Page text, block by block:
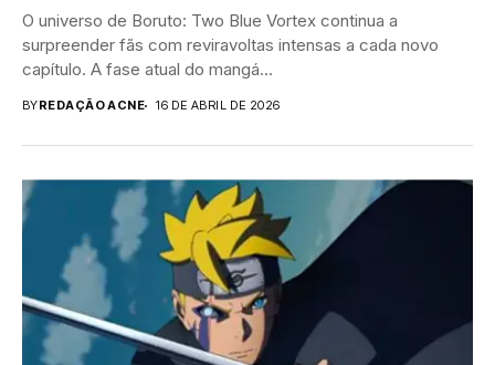
O universo de Boruto: Two Blue Vortex continua a
surpreender fãs com reviravoltas intensas a cada novo
capítulo. A fase atual do mangá...
BYREDAÇÃO ACNE 16 DE ABRIL DE 2026